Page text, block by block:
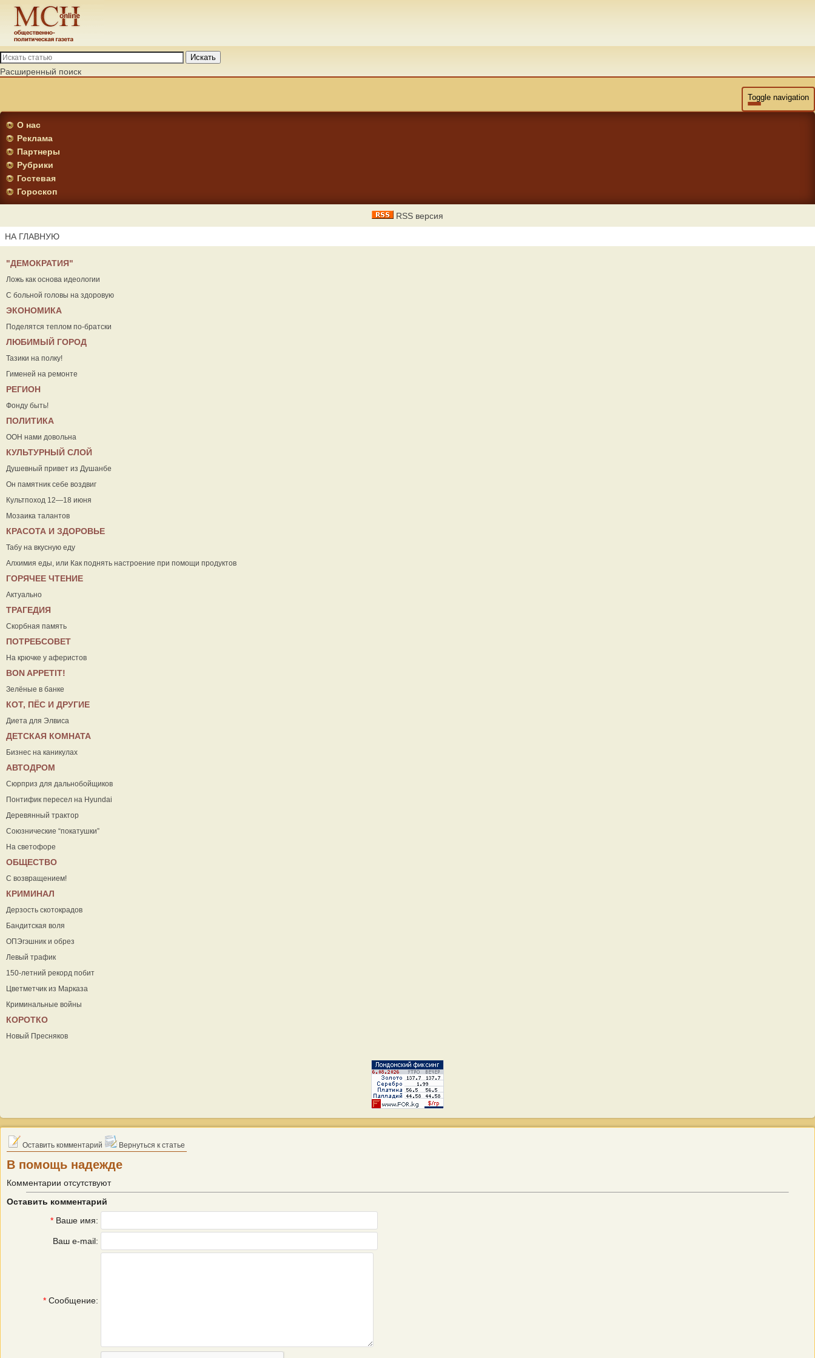
Искать
Расширенный поиск
Toggle navigation
О нас
Реклама
Партнеры
Рубрики
Гостевая
Гороскоп
RSS версия
НА ГЛАВНУЮ
"ДЕМОКРАТИЯ"
Ложь как основа идеологии
С больной головы на здоровую
ЭКОНОМИКА
Поделятся теплом по-братски
ЛЮБИМЫЙ ГОРОД
Тазики на полку!
Гименей на ремонте
РЕГИОН
Фонду быть!
ПОЛИТИКА
ООН нами довольна
КУЛЬТУРНЫЙ СЛОЙ
Душевный привет из Душанбе
Он памятник себе воздвиг
Культпоход 12—18 июня
Мозаика талантов
КРАСОТА И ЗДОРОВЬЕ
Табу на вкусную еду
Алхимия еды, или Как поднять настроение при помощи продуктов
ГОРЯЧЕЕ ЧТЕНИЕ
Актуально
ТРАГЕДИЯ
Скорбная память
ПОТРЕБСОВЕТ
На крючке у аферистов
ВON APPETIT!
Зелёные в банке
КОТ, ПЁС И ДРУГИЕ
Диета для Элвиса
ДЕТСКАЯ КОМНАТА
Бизнес на каникулах
АВТОДРОМ
Сюрприз для дальнобойщиков
Понтифик пересел на Hyundai
Деревянный трактор
Союзнические “покатушки”
На светофоре
ОБЩЕСТВО
С возвращением!
КРИМИНАЛ
Дерзость скотокрадов
Бандитская воля
ОПЭгэшник и обрез
Левый трафик
150-летний рекорд побит
Цветметчик из Марказа
Криминальные войны
КОРОТКО
Новый Пресняков
Оставить комментарий Вернуться к статье
В помощь надежде
Комментарии отсутствуют
Оставить комментарий
* Ваше имя:
Ваш e-mail:
* Сообщение: